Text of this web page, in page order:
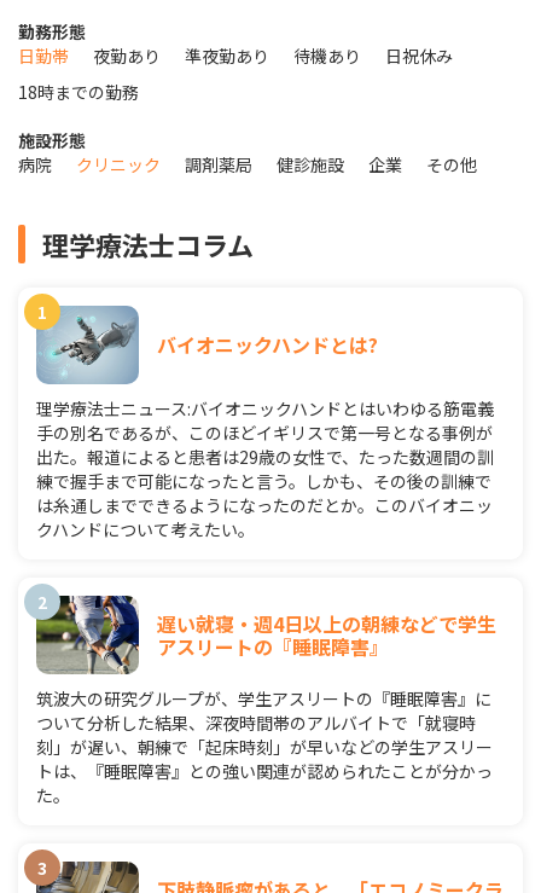
勤務形態
日勤帯
夜勤あり 準夜勤あり 待機あり
日祝休み
18時までの勤務
施設形態
病院
クリニック 調剤薬局 健診施設 企業 その他
理学療法士コラム
バイオニックハンドとは?
理学療法士ニュース:バイオニックハンドとはいわゆる筋電義
手の別名であるが、このほどイギリスで第一号となる事例が
出た。報道によると患者は29歳の女性で、たった数週間の訓
練で握手まで可能になったと言う。しかも、その後の訓練で
は糸通しまでできるようになったのだとか。このバイオニッ
クハンドについて考えたい。
遅い就寝・週4日以上の朝練などで学生
アスリートの『睡眠障害』
筑波大の研究グループが、学生アスリートの『睡眠障害』に
ついて分析した結果、深夜時間帯のアルバイトで「就寝時
刻」が遅い、朝練で「起床時刻」が早いなどの学生アスリー
トは、『睡眠障害』との強い関連が認められたことが分かっ
た。